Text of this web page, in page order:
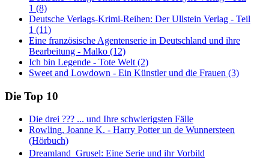
1 (8)
Deutsche Verlags-Krimi-Reihen: Der Ullstein Verlag - Teil
1 (11)
Eine französische Agentenserie in Deutschland und ihre
Bearbeitung - Malko (12)
Ich bin Legende - Tote Welt (2)
Sweet and Lowdown - Ein Künstler und die Frauen (3)
Die Top 10
Die drei ??? ... und Ihre schwierigsten Fälle
Rowling, Joanne K. - Harry Potter un de Wunnersteen
(Hörbuch)
Dreamland  Grusel: Eine Serie und ihr Vorbild